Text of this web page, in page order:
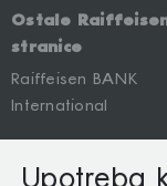
Ostale
stranice
Raiffeisen BANK
International
Upotreba